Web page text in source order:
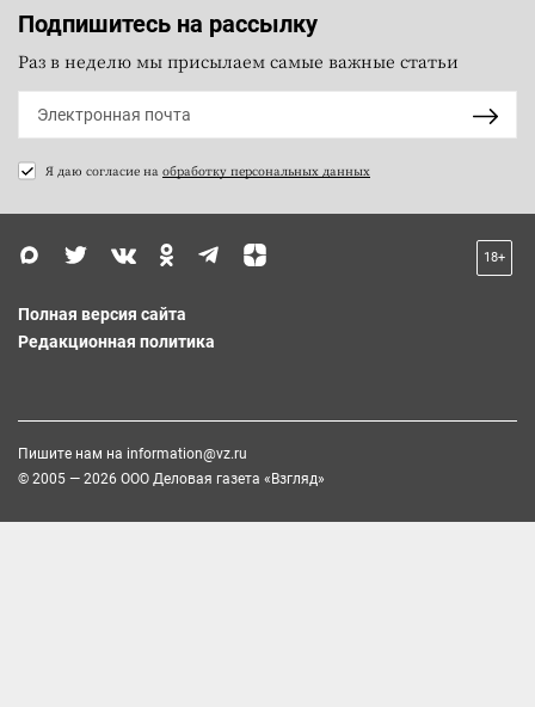
Подпишитесь на рассылку
Раз в неделю мы присылаем самые важные статьи
Я даю согласие на обработку персональных данных
18+
Полная версия сайта
Редакционная политика
Пишите нам на information@vz.ru
© 2005 — 2026 ООО Деловая газета «Взгляд»